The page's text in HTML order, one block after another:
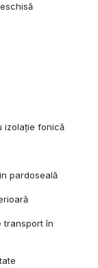
izolație fonică
pardoseală
transport în